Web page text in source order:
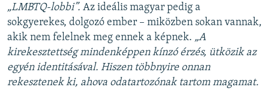
„LMBTQ-lobbi”. Az ideális magyar pedig a
sokgyerekes, dolgozó ember – miközben sokan vannak,
akik nem felelnek meg ennek a képnek. „A
kirekesztettség mindenképpen kínzó érzés, ütközik az
egyén identitásával. Hiszen többnyire onnan
rekesztenek ki, ahova odatartozónak tartom magamat.